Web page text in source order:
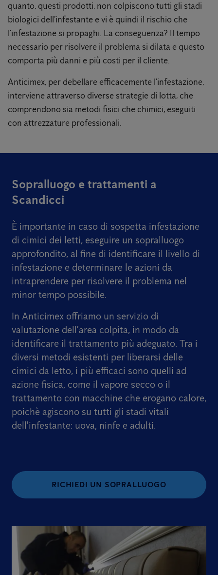
quanto, questi prodotti, non colpiscono tutti gli stadi
biologici dell’infestante e vi è quindi il rischio che
l’infestazione si propaghi. La conseguenza? Il tempo
necessario per risolvere il problema si dilata e questo
comporta più danni e più costi per il cliente.
Anticimex, per debellare efficacemente l’infestazione,
interviene attraverso diverse strategie di lotta, che
comprendono sia metodi fisici che chimici, eseguiti
con attrezzature professionali.
Sopralluogo e trattamenti a
Scandicci
È importante in caso di sospetta infestazione
di cimici dei letti, eseguire un sopralluogo
approfondito, al fine di identificare il livello di
infestazione e determinare le azioni da
intraprendere per risolvere il problema nel
minor tempo possibile.
In Anticimex offriamo un servizio di
valutazione dell’area colpita, in modo da
identificare il trattamento più adeguato. Tra i
diversi metodi esistenti per liberarsi delle
cimici da letto, i più efficaci sono quelli ad
azione fisica, come il vapore secco o il
trattamento con macchine che erogano calore,
poichè agiscono su tutti gli stadi vitali
dell'infestante: uova, ninfe e adulti.
RICHIEDI UN SOPRALLUOGO